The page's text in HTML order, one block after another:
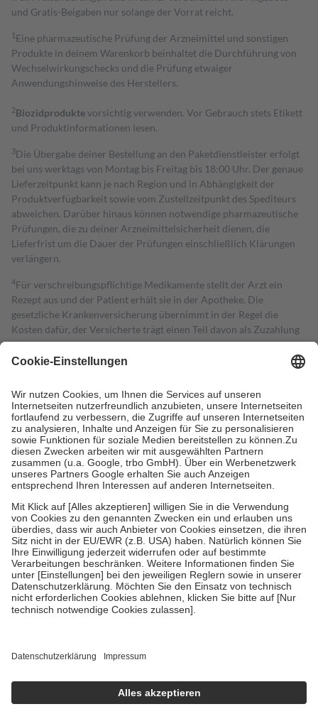
und Gratis-Beigaben nur solange der Vorrat reicht.
1 Eine pharmazeutische Prüfung der Arzneimittel und sonstigen
Produkte in deinem Warenkorb beinhaltet die Durchführung von
Wechselwirkungschecks und die Prüfung etwaiger
Anwendungshinweise des Herstellers.
2Biozidproduktevorsichtig verwenden. Vor Gebrauch stets Etikett
und Produktinformationen lesen.
3Die Übergabe deiner Bestellung an den Paketdienstleister erfolgt
bei uns werktags von Montag bis Freitag bis 18:00 Uhr. Der genaue
Lieferzeitpunkt kann je nach Region und in Abhängigkeit der
Produktverfügbarkeit sowie vom Zustellzeitpunkt des Spediteurs
abweichen. Darüber hinaus können notwendige pharmazeutische
Prüfungen, die zu deiner Arzneimittelsicherheit dienen, die
Lieferfrist um die Dauer der Prüfungen einschließlich Klärungen
verlängern.
4Für verschreibungspflichtige Medikamente stellt der Arzt ein
Rezept aus und der Patient erhält sie in der Apotheke. Die
gesetzliche Krankenversicherung übernimmt in der Regel die
Kosten dafür, der Versicherte trägt einen Teil davon als Zuzahlung
mit.
Grundsätzlich leisten Mitglieder Zuzahlungen in Höhe von zehn
höchstens zehn Euro.
Es sind jedoch nie mehr als die tatsächlichen
Kosten der Leistung zu entrichten.
Diese Regeln gelten grundsätzlich auch für Online-Apotheken.
Bei Heilmitteln und häuslicher Krankenpflege beträgt die
Zuzahlung zehn Prozent der Kosten sowie zehn Euro je
Verordnung.
Um das Engagement der Versicherten für ihre eigene Gesundheit zu
stärken und die besondere Stellung der Familie zu unterstützen,
fallenkeine Zuzahlungenan bei:
• Kindern und Jugendlichen bis zum vollendeten 18. Lebensjahr
mit Ausnahme der Fahrkosten
• Untersuchungen zur Vorsorge und Früherkennung, die von der
GKV getragen werden
• empfohlenen Schutzimpfungen
• Harn- und Blutteststreifen
getroffen, um sicherzustellen, dass es sich um echte Bewertungen
https://help.etrusted.com/hc/de/articles/4419944605341